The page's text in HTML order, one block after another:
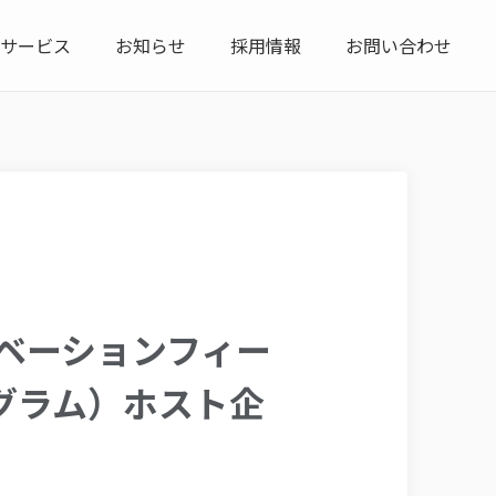
サービス お知らせ 採用情報 お問い合わせ
ーションフィー
ラム）ホスト企